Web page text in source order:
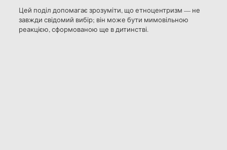
Цей поділ допомагає зрозуміти, що етноцентризм — не
завжди свідомий вибір; він може бути мимовільною
реакцією, сформованою ще в дитинстві.